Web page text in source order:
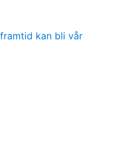
kan bli vår